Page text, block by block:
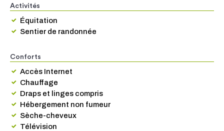
Activités
Équitation
Sentier de randonnée
Conforts
Accès Internet
Chauffage
Draps et linges compris
Hébergement non fumeur
Sèche-cheveux
Télévision